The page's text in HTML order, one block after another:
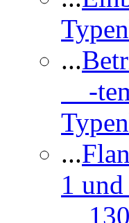
...
-
...
1